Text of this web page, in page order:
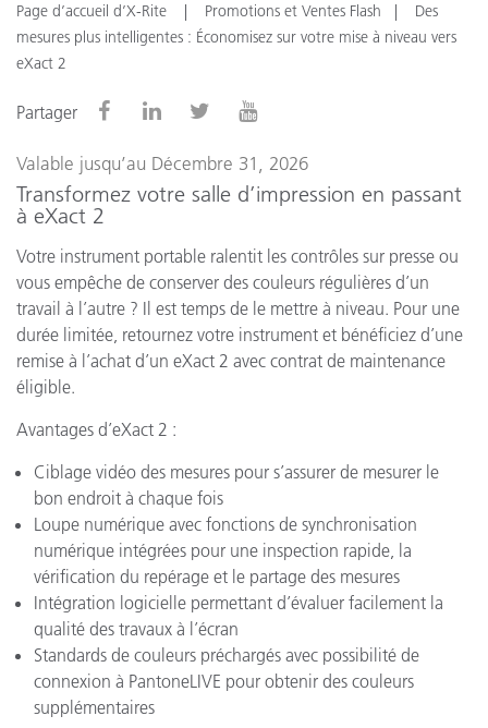
Page d’accueil d’X-Rite Promotions et Ventes Flash
Des
mesures plus intelligentes : Économisez sur votre mise à niveau vers
eXact 2
Partager
Valable jusqu’au Décembre 31, 2026
Transformez votre salle d’impression en passant
à eXact 2
Votre instrument portable ralentit les contrôles sur presse ou
vous empêche de conserver des couleurs régulières d’un
travail à l’autre ? Il est temps de le mettre à niveau. Pour une
durée limitée, retournez votre instrument et bénéficiez d’une
remise à l’achat d’un eXact 2 avec contrat de maintenance
éligible.
Avantages d’eXact 2 :
Ciblage vidéo des mesures pour s’assurer de mesurer le
bon endroit à chaque fois
Loupe numérique avec fonctions de synchronisation
numérique intégrées pour une inspection rapide, la
vérification du repérage et le partage des mesures
Intégration logicielle permettant d’évaluer facilement la
qualité des travaux à l’écran
Standards de couleurs préchargés avec possibilité de
connexion à PantoneLIVE pour obtenir des couleurs
supplémentaires